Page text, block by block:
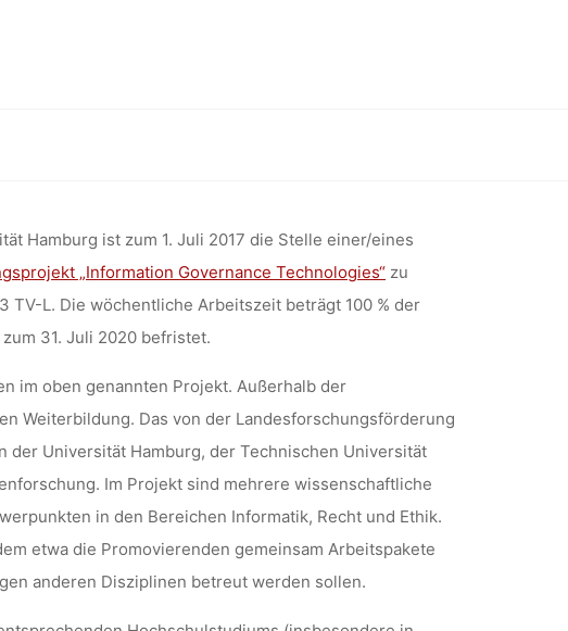
DER
im Forschungsprojekt „Information Governance Technologies“
Hamburg ist zum 1. Juli 2017 die Stelle einer/eines
„Information Governance Technologies“zu
L. Die wöchentliche Arbeitszeit beträgt 100 % der
31. Juli 2020 befristet.
im oben genannten Projekt. Außerhalb der
Weiterbildung. Das von der Landesforschungsförderung
Universität Hamburg, der Technischen Universität
Im Projekt sind mehrere wissenschaftliche
in den Bereichen Informatik, Recht und Ethik.
etwa die Promovierenden gemeinsam Arbeitspakete
anderen Disziplinen betreut werden sollen.